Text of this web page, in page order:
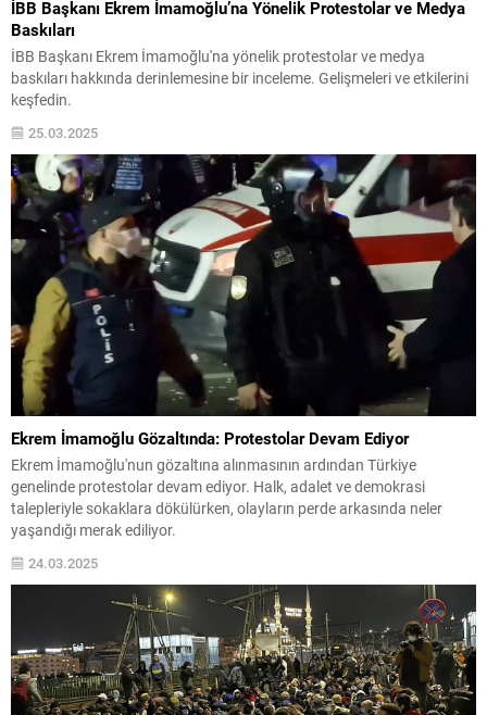
İBB Başkanı Ekrem İmamoğlu’na Yönelik Protestolar ve Medya
Baskıları
İBB Başkanı Ekrem İmamoğlu'na yönelik protestolar ve medya
baskıları hakkında derinlemesine bir inceleme. Gelişmeleri ve etkilerini
keşfedin.
25.03.2025
Ekrem İmamoğlu Gözaltında: Protestolar Devam Ediyor
Ekrem İmamoğlu'nun gözaltına alınmasının ardından Türkiye
genelinde protestolar devam ediyor. Halk, adalet ve demokrasi
talepleriyle sokaklara dökülürken, olayların perde arkasında neler
yaşandığı merak ediliyor.
24.03.2025